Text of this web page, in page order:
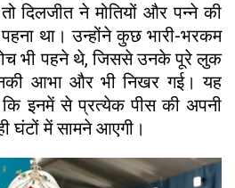
दिलजीत ने मोतियों और पन्ने की
था। उन्होंने कुछ भारी-भरकम
भी पहने थे, जिससे उनके पूरे लुक
आभा और भी निखर गई। यह
कि इनमें से प्रत्येक पीस की अपनी
घंटों में सामने आएगी।